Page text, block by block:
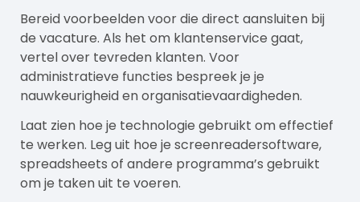
Bereid voorbeelden voor die direct aansluiten bij
de vacature. Als het om klantenservice gaat,
vertel over tevreden klanten. Voor
administratieve functies bespreek je je
nauwkeurigheid en organisatievaardigheden.
Laat zien hoe je technologie gebruikt om effectief
te werken. Leg uit hoe je screenreadersoftware,
spreadsheets of andere programma’s gebruikt
om je taken uit te voeren.